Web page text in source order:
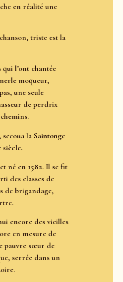
en réalité une
triste est la
l’ont chantée
moqueur,
une seule
de perdrix
la Saintonge
et né en 1582. Il se fit
des classes de
de brigandage,
encore des vieilles
en mesure de
pauvre sœur de
serrée dans un